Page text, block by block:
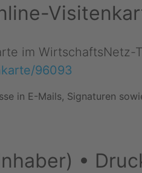
im WirtschaftsNetz-
96093
in E-Mails, Signaturen
•